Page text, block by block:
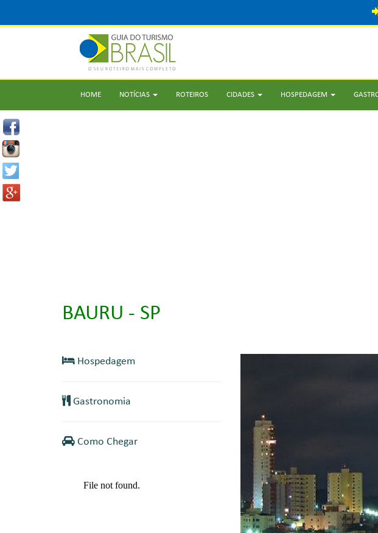
HOME NOTÍCIAS ROTEIROS CIDADES HOSPEDAGEM
BAURU - SP
Hospedagem
Gastronomia
Como Chegar